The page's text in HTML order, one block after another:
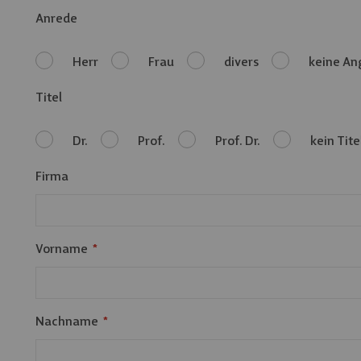
Anrede
Herr Frau divers keine
Titel
Dr. Prof. Prof. Dr. kein
Firma
Vorname
Nachname